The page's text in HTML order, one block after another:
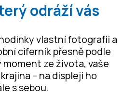
odráží vás
vlastní fotografii a
ciferník přesně podle
moment ze života, vaše
– na displeji ho
s sebou.